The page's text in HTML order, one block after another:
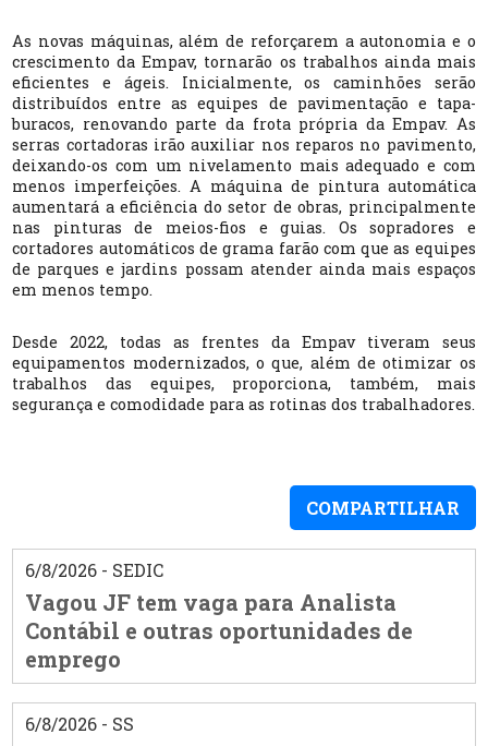
As novas máquinas, além de reforçarem a autonomia e o
crescimento da Empav, tornarão os trabalhos ainda mais
eficientes e ágeis. Inicialmente, os caminhões serão
distribuídos entre as equipes de pavimentação e tapa-
buracos, renovando parte da frota própria da Empav. As
serras cortadoras irão auxiliar nos reparos no pavimento,
deixando-os com um nivelamento mais adequado e com
menos imperfeições. A máquina de pintura automática
aumentará a eficiência do setor de obras, principalmente
nas pinturas de meios-fios e guias. Os sopradores e
cortadores automáticos de grama farão com que as equipes
de parques e jardins possam atender ainda mais espaços
em menos tempo.
Desde 2022, todas as frentes da Empav tiveram seus
equipamentos modernizados, o que, além de otimizar os
trabalhos das equipes, proporciona, também, mais
segurança e comodidade para as rotinas dos trabalhadores.
COMPARTILHAR
6/8/2026 - SEDIC
Vagou JF tem vaga para Analista
Contábil e outras oportunidades de
emprego
6/8/2026 - SS